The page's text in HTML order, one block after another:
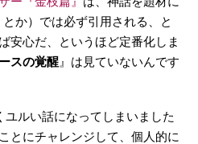
とか）では必ず引用される、と
安心だ、というほど定番化しま
スの覚醒 』は見ていないんです
ユルい話になってしまいました
とにチャレンジして、個人的に